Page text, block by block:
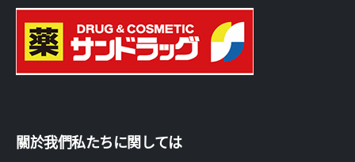
關於我們私たちに関しては